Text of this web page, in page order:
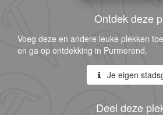
Ontdek deze
Voeg deze en andere leuke plekken
en ga op ontdekking in Purmerend.
Je eigen
Deel deze